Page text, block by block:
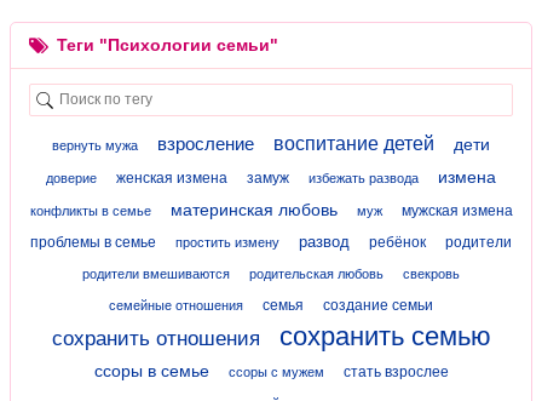
Теги "Психологии семьи"
вернуть мужа взросление воспитание детей дети
доверие женская измена замуж избежать развода измена
конфликты в семье материнская любовь муж
мужская измена
проблемы в семье
простить измену развод ребёнок родители
родители вмешиваются родительская любовь свекровь
семейные отношения семья создание семьи
сохранить отношения сохранить семью
ссоры в семье ссоры с мужем стать взрослее